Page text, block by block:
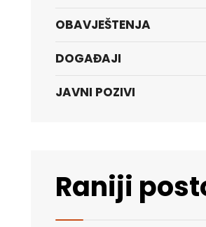
OBAVJEŠTENJA
DOGAĐAJI
JAVNI POZIVI
Raniji